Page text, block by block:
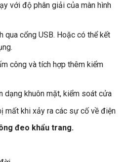
với độ phân giải của màn hình
qua cổng USB. Hoặc có thể kết
công và tích hợp thêm kiểm
dạng khuôn mặt, kiểm soát cửa
mất khi xảy ra các sự cố về điện
đeo khẩu trang.